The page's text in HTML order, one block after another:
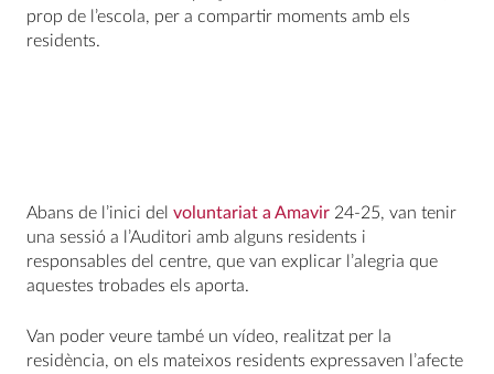
prop de l’escola, per a compartir moments amb els
residents.
Abans de l’inici del voluntariat a Amavir 24-25, van tenir
una sessió a l’Auditori amb alguns residents i
responsables del centre, que van explicar l’alegria que
aquestes trobades els aporta.
Van poder veure també un vídeo, realitzat per la
residència, on els mateixos residents expressaven l’afecte